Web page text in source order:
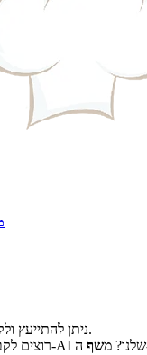
ניתן להתייעץ ולקבל משוב על המתכון.
רוצים
ה-AI שלנו? משף